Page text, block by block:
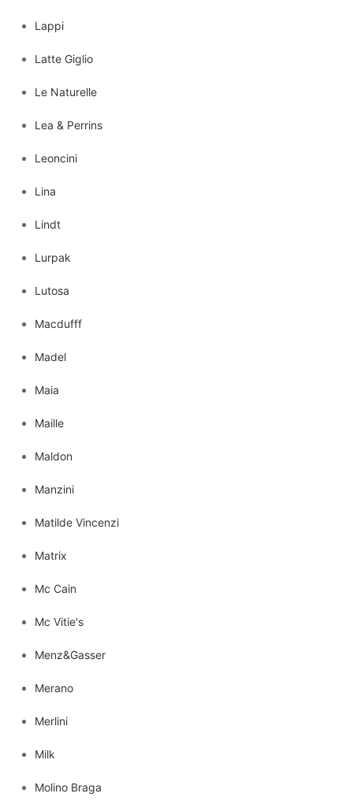
Lappi
Latte Giglio
Le Naturelle
Lea & Perrins
Leoncini
Lina
Lindt
Lurpak
Lutosa
Macdufff
Madel
Maia
Maille
Maldon
Manzini
Matilde Vincenzi
Matrix
Mc Cain
Mc Vitie's
Menz&Gasser
Merano
Merlini
Milk
Molino Braga